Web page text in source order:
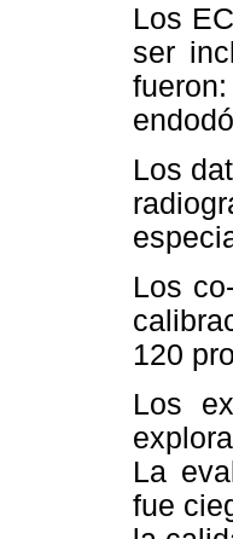
Los
ser
Los
Los
120
Los
La
fue